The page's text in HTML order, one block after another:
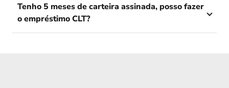
Tenho 5 meses de carteira assinada, posso fazer
o empréstimo CLT?